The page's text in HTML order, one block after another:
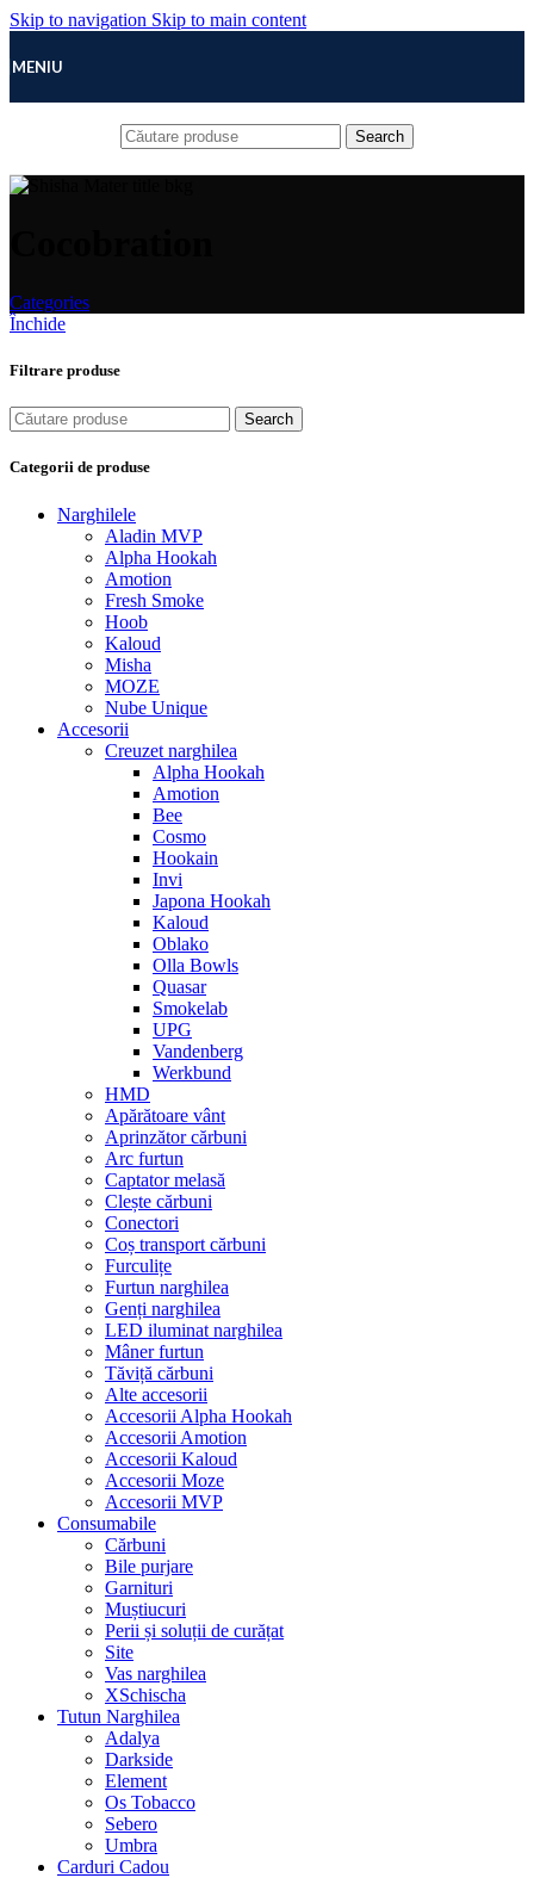
Skip to navigation Skip to main content
MENIU
Search
Categories
Închide
Filtrare produse
Search
Categorii de produse
Narghilele
Aladin MVP
Alpha Hookah
Amotion
Fresh Smoke
Hoob
Kaloud
Misha
MOZE
Nube Unique
Accesorii
Creuzet narghilea
Alpha Hookah
Amotion
Bee
Cosmo
Hookain
Invi
Japona Hookah
Kaloud
Oblako
Olla Bowls
Quasar
Smokelab
UPG
Vandenberg
Werkbund
HMD
Apărătoare vânt
Aprinzător cărbuni
Arc furtun
Captator melasă
Clește cărbuni
Conectori
Coș transport cărbuni
Furculițe
Furtun narghilea
Genți narghilea
LED iluminat narghilea
Mâner furtun
Tăviță cărbuni
Alte accesorii
Accesorii Alpha Hookah
Accesorii Amotion
Accesorii Kaloud
Accesorii Moze
Accesorii MVP
Consumabile
Cărbuni
Bile purjare
Garnituri
Muștiucuri
Perii și soluții de curățat
Site
Vas narghilea
XSchischa
Tutun Narghilea
Adalya
Darkside
Element
Os Tobacco
Sebero
Umbra
Carduri Cadou